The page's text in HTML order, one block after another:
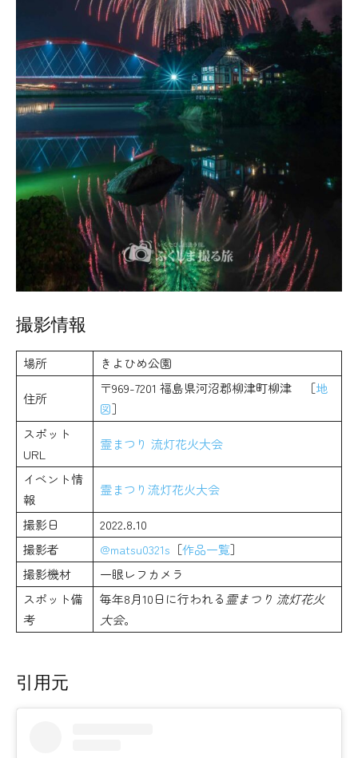
撮影情報
場所 きよひめ公園
住所
〒969-7201 福島県河沼郡柳津町柳津 ［地
図］
スポット
URL
霊まつり 流灯花火大会
イベント情
報
霊まつり流灯花火大会
撮影日
2022.8.10
撮影者
@matsu0321s ［作品一覧］
撮影機材
一眼レフカメラ
スポット備
考
毎年8月10日に行われる 霊まつり 流灯花火
大会。
引用元